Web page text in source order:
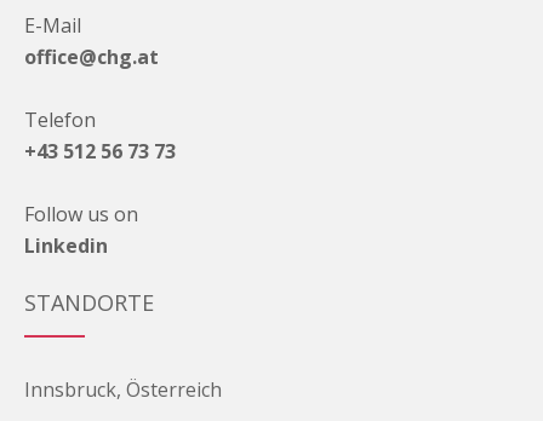
E-Mail
office@chg.at
Telefon
+43 512 56 73 73
Follow us on
Linkedin
STANDORTE
Innsbruck, Österreich